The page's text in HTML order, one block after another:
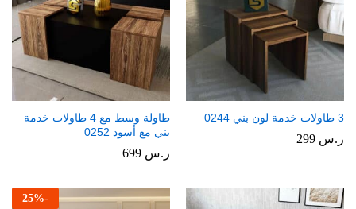
3 طاولات خدمة لون بني 0244
ر.س
طاولة وسط مع 4 طاولات خدمة
بني مع أسود 0252
ر.س
-
25%